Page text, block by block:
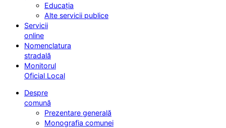
Educația
Alte servicii publice
Servicii
online
Nomenclatura
stradală
Monitorul
Oficial Local
Despre
comună
Prezentare generală
Monografia comunei